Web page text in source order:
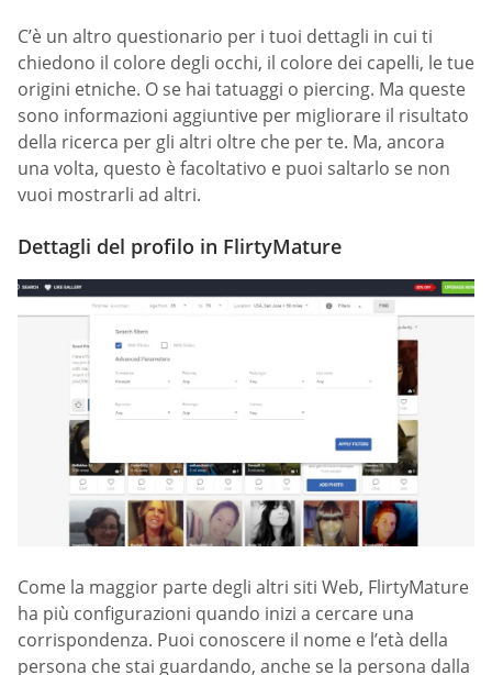
C’è un altro questionario per i tuoi dettagli in cui ti
chiedono il colore degli occhi, il colore dei capelli, le tue
origini etniche. O se hai tatuaggi o piercing. Ma queste
sono informazioni aggiuntive per migliorare il risultato
della ricerca per gli altri oltre che per te. Ma, ancora
una volta, questo è facoltativo e puoi saltarlo se non
vuoi mostrarli ad altri.
Dettagli del profilo in FlirtyMature
Come la maggior parte degli altri siti Web, FlirtyMature
ha più configurazioni quando inizi a cercare una
corrispondenza. Puoi conoscere il nome e l’età della
persona che stai guardando, anche se la persona dalla